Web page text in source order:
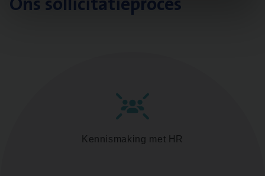
Kennismaking met HR